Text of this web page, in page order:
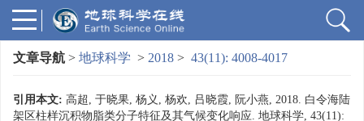
文章导航 > 地球科学 > 2018 > 43(11): 4008-4017
引用本文: 高超, 于晓果, 杨义, 杨欢, 吕晓霞, 阮小燕, 2018. 白令海陆
架区柱样沉积物脂类分子特征及其气候变化响应. 地球科学, 43(11):